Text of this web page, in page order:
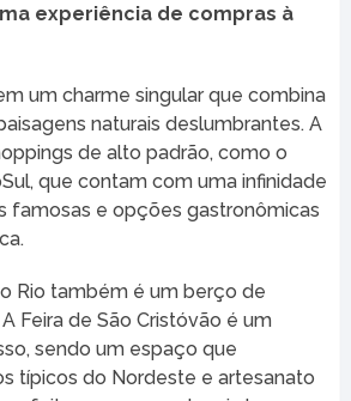
experiência de compras à
um charme singular que combina
naturais deslumbrantes. A
de alto padrão, como o
que contam com uma infinidade
famosas e opções gastronômicas
Rio também é um berço de
Feira de São Cristóvão é um
sendo um espaço que
típicos do Nordeste e artesanato